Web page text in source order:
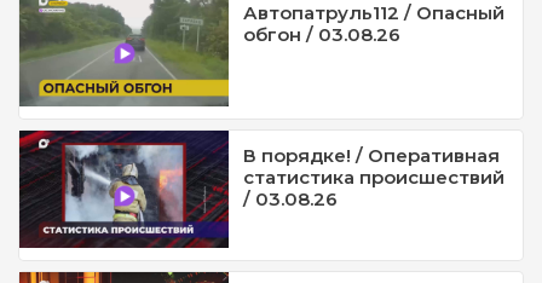
Автопатруль112 / Опасный
обгон / 03.08.26
В порядке! / Оперативная
статистика происшествий
/ 03.08.26